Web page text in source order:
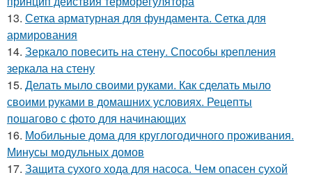
13. Сетка арматурная для фундамента. Сетка для
армирования
14. Зеркало повесить на стену. Способы крепления
зеркала на стену
15. Делать мыло своими руками. Как сделать мыло
своими руками в домашних условиях. Рецепты
пошагово с фото для начинающих
16. Мобильные дома для круглогодичного проживания.
Минусы модульных домов
17. Защита сухого хода для насоса. Чем опасен сухой